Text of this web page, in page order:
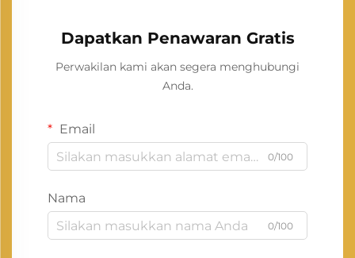
Dapatkan Penawaran Gratis
Perwakilan kami akan segera menghubungi
Anda.
Email
0/100
Nama
0/100